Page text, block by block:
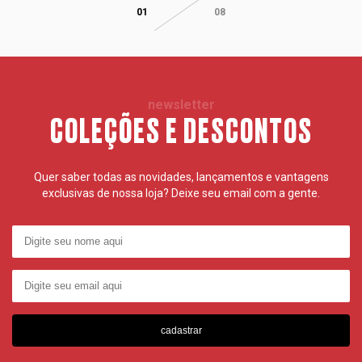
01 08
newsletter
COLEÇÕES E DESCONTOS
Quer saber todas as novidades, lançamentos e vantagens
exclusivas de nossa loja? Deixe seu email com a gente.
cadastrar